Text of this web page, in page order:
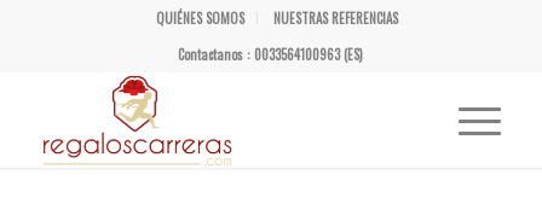
QUIÉNES SOMOS
NUESTRAS REFERENCIAS
Contactanos : 0033564100963 (ES)